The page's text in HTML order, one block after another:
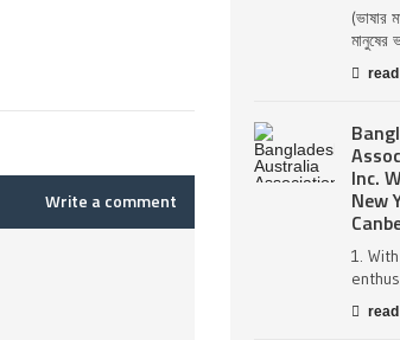
Write a comment
(ভাষার
মানুষের
Inc.
New
1.